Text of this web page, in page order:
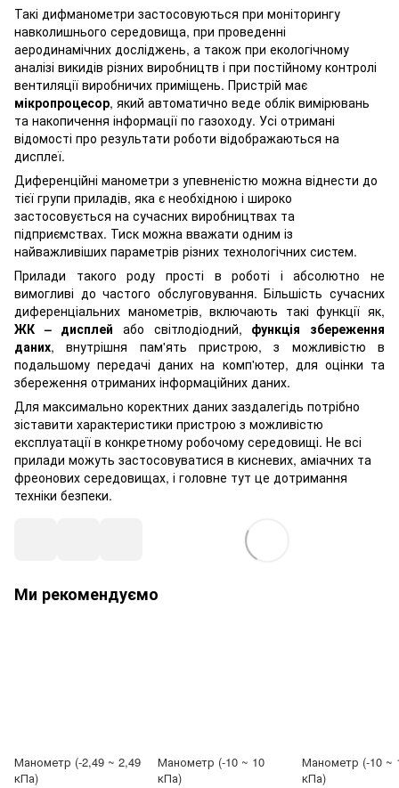
Такі дифманометри застосовуються при моніторингу
навколишнього середовища, при проведенні
аеродинамічних досліджень, а також при екологічному
аналізі викидів різних виробництв і при постійному контролі
вентиляції виробничих приміщень. Пристрій має
мікропроцесор, який автоматично веде облік вимірювань
та накопичення інформації по газоходу. Усі отримані
відомості про результати роботи відображаються на
дисплеї.
Диференційні манометри з упевненістю можна віднести до
тієї групи приладів, яка є необхідною і широко
застосовується на сучасних виробництвах та
підприємствах. Тиск можна вважати одним із
найважливіших параметрів різних технологічних систем.
Прилади такого роду прості в роботі і абсолютно не
вимогливі до частого обслуговування. Більшість сучасних
диференціальних манометрів, включають такі функції як,
ЖК – дисплей або світлодіодний, функція збереження
даних, внутрішня пам'ять пристрою, з можливістю в
подальшому передачі даних на комп'ютер, для оцінки та
збереження отриманих інформаційних даних.
Для максимально коректних даних заздалегідь потрібно
зіставити характеристики пристрою з можливістю
експлуатації в конкретному робочому середовищі. Не всі
прилади можуть застосовуватися в кисневих, аміачних та
фреонових середовищах, і головне тут це дотримання
техніки безпеки.
Ми рекомендуємо
Манометр (-2,49 ~ 2,49
кПа)
Манометр (-10 ~ 10
кПа)
Манометр (-10 ~
кПа)